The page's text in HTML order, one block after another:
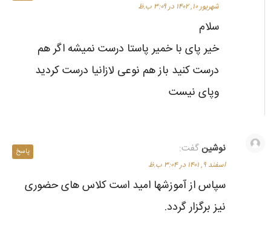
شهریور ۱۰, ۱۴۰۲ در ۳:۰۹ ب.ظ
سلام
خیر پای با خمیر پاستا درست نمیشه اگر هم‌
درست کنید باز هم نوعی لازانیا درست کردید
و‌پای نیست
نوشینگفت:
اسفند ۹, ۱۴۰۱ در ۳:۰۴ ب.ظ
سپاس از آموزشها امید است کلاس های حضوری
نیز برگزار گردد.
پاسخ